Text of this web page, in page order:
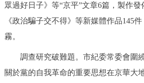
眾過好日子》等“京平”文章6篇，製作發
《政治騙子交不得》等新媒體作品145
霧。
調查研究破難題。市紀委常委會圍
關於黨的自我革命的重要思想在京華大